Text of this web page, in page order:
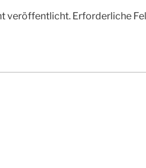
veröffentlicht. Erforderliche